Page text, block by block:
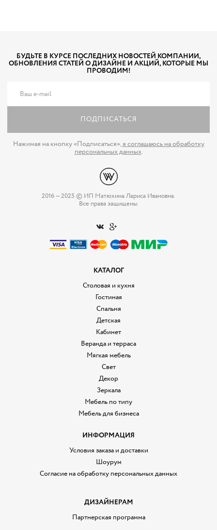
БУДЬТЕ В КУРСЕ ПОСЛЕДНИХ НОВОСТЕЙ КОМПАНИИ,
ОБНОВЛЕНИЯ СТАТЕЙ О ДИЗАЙНЕ И АКЦИЙ, КОТОРЫЕ МЫ
ПРОВОДИМ!
ПОДПИСАТЬСЯ
Нажимая на кнопку «Подписаться»,я соглашаюсь на обработку
персональных данных.
2016 — 2025 © ИП Матюхина Лариса Ивановна.
Все права защищены.
КАТАЛОГ
Столовая и кухня
Гостиная
Спальня
Детская
Кабинет
Веранда и терраса
Мягкая мебель
Свет
Декор
Зеркала
Мебель по типу
Мебель для бизнеса
ИНФОРМАЦИЯ
Условия заказа и доставки
Шоурум
Согласие на обработку персональных данных
ДИЗАЙНЕРАМ
Партнерская программа